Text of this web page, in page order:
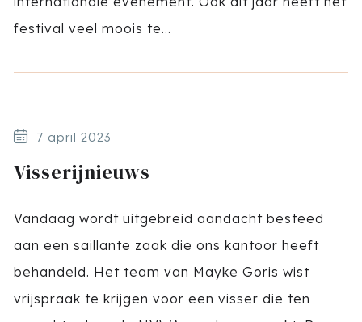
festival veel moois te...
7 april 2023
Visserijnieuws
Vandaag wordt uitgebreid aandacht besteed
aan een saillante zaak die ons kantoor heeft
behandeld. Het team van Mayke Goris wist
vrijspraak te krijgen voor een visser die ten